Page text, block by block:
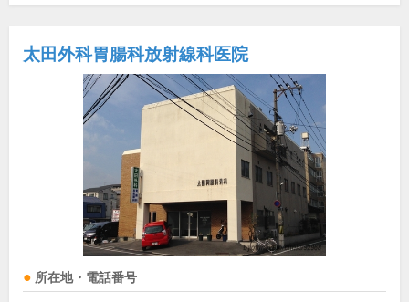
太田外科胃腸科放射線科医院
所在地・電話番号